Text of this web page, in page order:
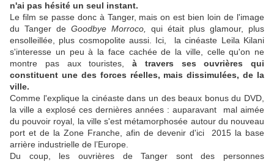
n'ai pas hésité un seul instant.
Le film se passe donc à Tanger, mais on est bien loin de l'image
du Tanger de Goodbye Morroco,
qui était plus glamour, plus
ensolleillée, plus cosmopolite aussi. Ici, la cinéaste Leila Kilani
s'interesse un peu à la face cachée de la ville, celle qu'on ne
montre pas aux touristes, à travers ses ouvrières qui
constituent une des forces réelles, mais dissimulées, de la
ville.
Comme l'explique la cinéaste dans un des beaux bonus du DVD,
la ville a explosé ces dernières années : auparavant mal aimée
du pouvoir royal, la ville s'est métamorphosée autour du nouveau
port et de la Zone Franche, afin de devenir d'ici 2015 la base
arrière industrielle de l’Europe.
Du coup, les ouvrières de Tanger sont des personnes